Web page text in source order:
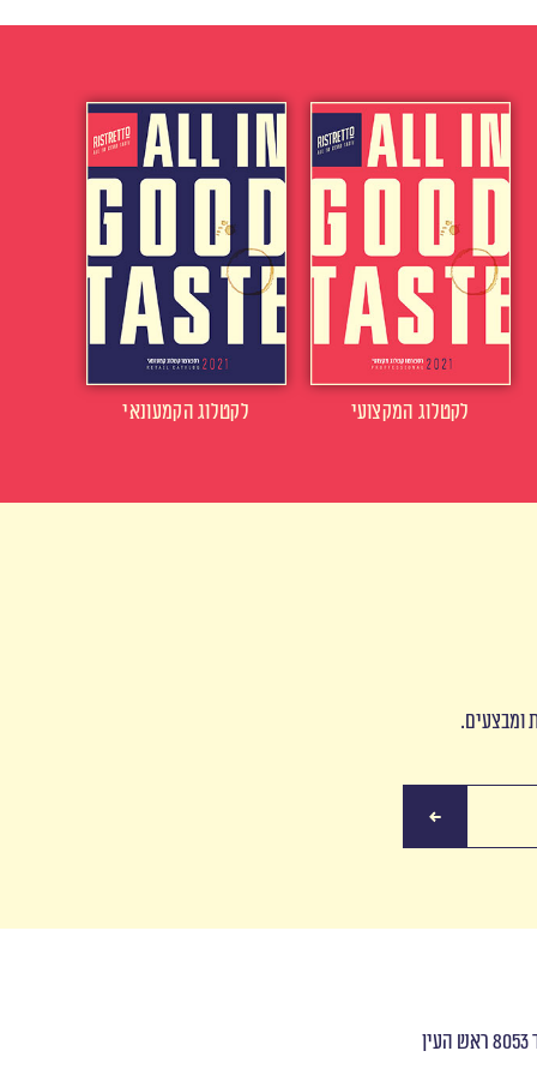
לקטלוג הקמעונאי לקטלוג המקצועי
ומבצעים.